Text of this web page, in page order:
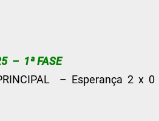
– 1ª FASE
– Esperança 2 x 0